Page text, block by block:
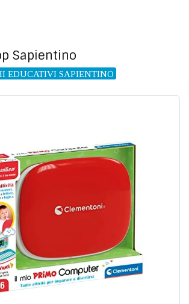
Sapientino
EDUCATIVI SAPIENTINO